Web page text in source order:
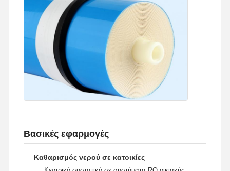
Υποθέσεις
Ζητήστε
Προσφορά
Εργαστηριακό Σύστημα Υπερκαθαρού Νερού
Μηχανή νερού Ultrapure
σύστημα καθαρισμού νερού υπερκαθαρότητας
Σύστημα διήθησης υπερκαθαρού νερού
Σύστημα ύδρευσης RO Ultra Pure
Βασικές εφαρμογές
Καθαρισμός νερού σε κατοικίες